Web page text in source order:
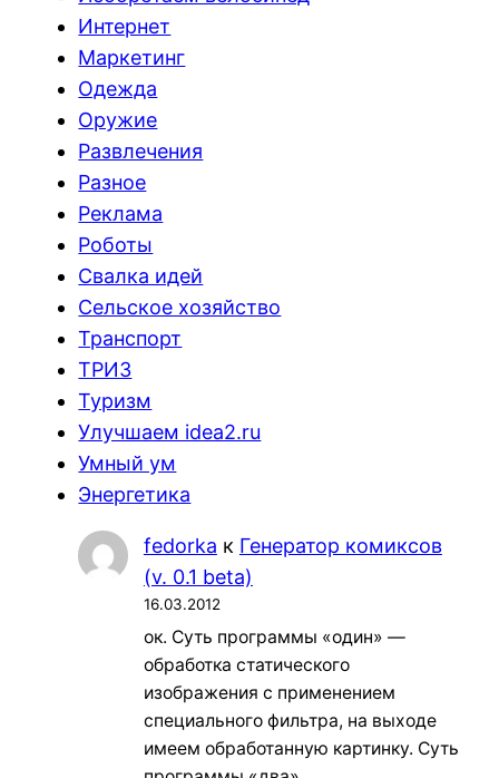
Интернет
Маркетинг
Одежда
Оружие
Развлечения
Разное
Реклама
Роботы
Свалка идей
Сельское хозяйство
Транспорт
ТРИЗ
Туризм
Улучшаем idea2.ru
Умный ум
Энергетика
fedorka к Генератор комиксов
(v. 0.1 beta)
16.03.2012
ок. Суть программы «один» —
обработка статического
изображения с применением
специального фильтра, на выходе
имеем обработанную картинку. Суть